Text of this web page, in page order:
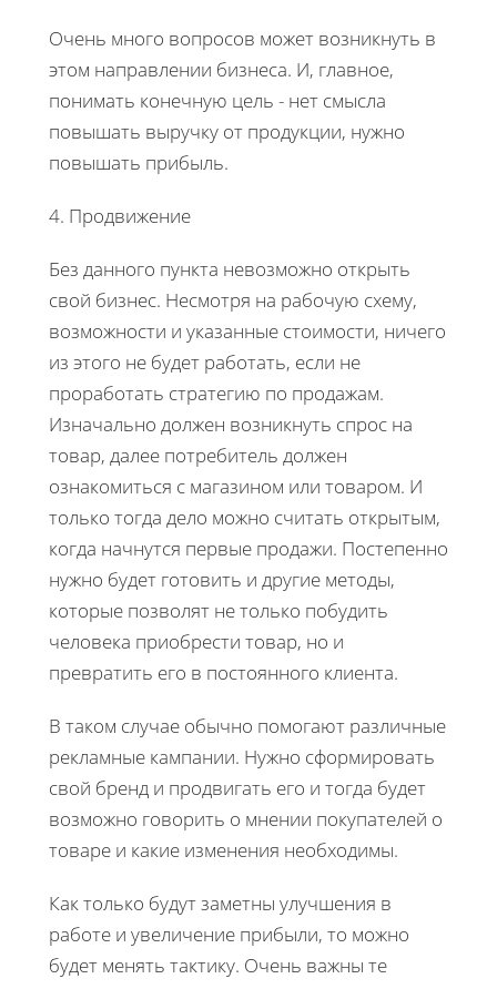
Очень много вопросов может возникнуть в
этом направлении бизнеса. И, главное,
понимать конечную цель - нет смысла
повышать выручку от продукции, нужно
повышать прибыль.
4. Продвижение
Без данного пункта невозможно открыть
свой бизнес. Несмотря на рабочую схему,
возможности и указанные стоимости, ничего
из этого не будет работать, если не
проработать стратегию по продажам.
Изначально должен возникнуть спрос на
товар, далее потребитель должен
ознакомиться с магазином или товаром. И
только тогда дело можно считать открытым,
когда начнутся первые продажи. Постепенно
нужно будет готовить и другие методы,
которые позволят не только побудить
человека приобрести товар, но и
превратить его в постоянного клиента.
В таком случае обычно помогают различные
рекламные кампании. Нужно сформировать
свой бренд и продвигать его и тогда будет
возможно говорить о мнении покупателей о
товаре и какие изменения необходимы.
Как только будут заметны улучшения в
работе и увеличение прибыли, то можно
будет менять тактику. Очень важны те